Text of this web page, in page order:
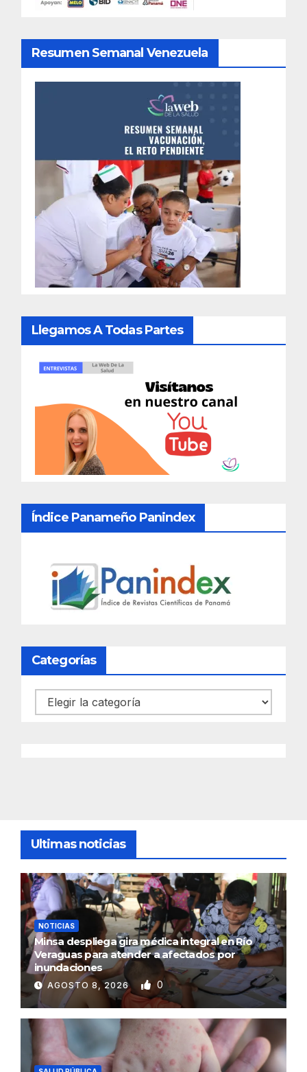
Resumen Semanal Venezuela
Llegamos A Todas Partes
Índice Panameño Panindex
Categorías
Categorías
Ultimas noticias
NOTICIAS
Minsa despliega gira médica integral en Río
Veraguas para atender a afectados por
inundaciones
AGOSTO 8, 2026 0